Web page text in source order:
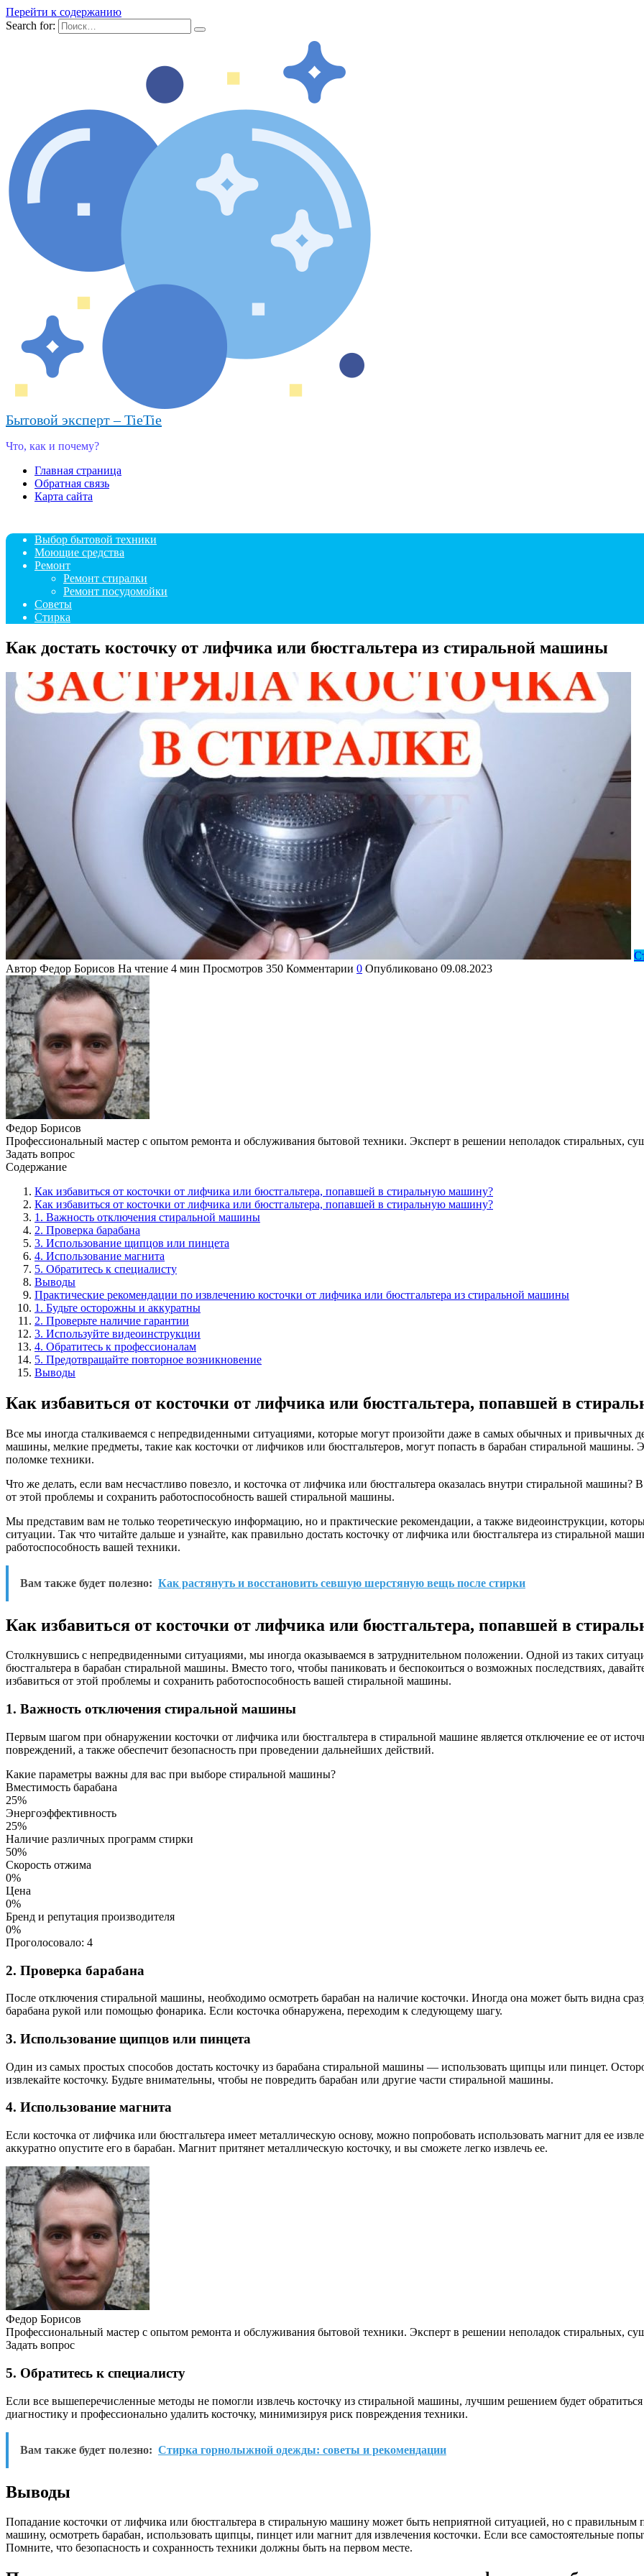
Перейти к содержанию
Search for:
Бытовой эксперт – TieTie
Что, как и почему?
Главная страница
Обратная связь
Карта сайта
Выбор бытовой техники
Моющие средства
Ремонт
Ремонт стиралки
Ремонт посудомойки
Советы
Стирка
Как достать косточку от лифчика или бюстгальтера из стиральной машины
Автор Федор Борисов На чтение 4 мин Просмотров 350 Комментарии 0 Опубликовано 09.08.2023
Федор Борисов
Профессиональный мастер с опытом ремонта и обслуживания бытовой техники. Эксперт в решении неполадок стиральных,
Задать вопрос
Содержание
Как избавиться от косточки от лифчика или бюстгальтера, попавшей в стиральную машину?
Как избавиться от косточки от лифчика или бюстгальтера, попавшей в стиральную машину?
1. Важность отключения стиральной машины
2. Проверка барабана
3. Использование щипцов или пинцета
4. Использование магнита
5. Обратитесь к специалисту
Выводы
Практические рекомендации по извлечению косточки от лифчика или бюстгальтера из стиральной машины
1. Будьте осторожны и аккуратны
2. Проверьте наличие гарантии
3. Используйте видеоинструкции
4. Обратитесь к профессионалам
5. Предотвращайте повторное возникновение
Выводы
Как избавиться от косточки от лифчика или бюстгальтера, попавшей в
Все мы иногда сталкиваемся с непредвиденными ситуациями, которые могут произойти даже в самых обычных и привычных
машины, мелкие предметы, такие как косточки от лифчиков или бюстгальтеров, могут попасть в барабан стиральной машины.
поломке техники.
Что же делать, если вам несчастливо повезло, и косточка от лифчика или бюстгальтера оказалась внутри стиральной машины?
от этой проблемы и сохранить работоспособность вашей стиральной машины.
Мы представим вам не только теоретическую информацию, но и практические рекомендации, а также видеоинструкции,
ситуации. Так что читайте дальше и узнайте, как правильно достать косточку от лифчика или бюстгальтера из стиральной
работоспособность вашей техники.
Вам также будет полезно: Как растянуть и восстановить севшую шерстяную вещь после стирки
Как избавиться от косточки от лифчика или бюстгальтера, попавшей в
Столкнувшись с непредвиденными ситуациями, мы иногда оказываемся в затруднительном положении. Одной из таких
бюстгальтера в барабан стиральной машины. Вместо того, чтобы паниковать и беспокоиться о возможных последствиях,
избавиться от этой проблемы и сохранить работоспособность вашей стиральной машины.
1. Важность отключения стиральной машины
Первым шагом при обнаружении косточки от лифчика или бюстгальтера в стиральной машине является отключение ее от
повреждений, а также обеспечит безопасность при проведении дальнейших действий.
Какие параметры важны для вас при выборе стиральной машины?
Вместимость барабана
25%
Энергоэффективность
25%
Наличие различных программ стирки
50%
Скорость отжима
0%
Цена
0%
Бренд и репутация производителя
0%
Проголосовало: 4
2. Проверка барабана
После отключения стиральной машины, необходимо осмотреть барабан на наличие косточки. Иногда она может быть видна
барабана рукой или помощью фонарика. Если косточка обнаружена, переходим к следующему шагу.
3. Использование щипцов или пинцета
Один из самых простых способов достать косточку из барабана стиральной машины — использовать щипцы или пинцет.
извлекайте косточку. Будьте внимательны, чтобы не повредить барабан или другие части стиральной машины.
4. Использование магнита
Если косточка от лифчика или бюстгальтера имеет металлическую основу, можно попробовать использовать магнит для ее
аккуратно опустите его в барабан. Магнит притянет металлическую косточку, и вы сможете легко извлечь ее.
Федор Борисов
Профессиональный мастер с опытом ремонта и обслуживания бытовой техники. Эксперт в решении неполадок стиральных,
Задать вопрос
5. Обратитесь к специалисту
Если все вышеперечисленные методы не помогли извлечь косточку из стиральной машины, лучшим решением будет
диагностику и профессионально удалить косточку, минимизируя риск повреждения техники.
Вам также будет полезно: Стирка горнолыжной одежды: советы и рекомендации
Выводы
Попадание косточки от лифчика или бюстгальтера в стиральную машину может быть неприятной ситуацией, но с
машину, осмотреть барабан, использовать щипцы, пинцет или магнит для извлечения косточки. Если все самостоятельные
Помните, что безопасность и сохранность техники должны быть на первом месте.